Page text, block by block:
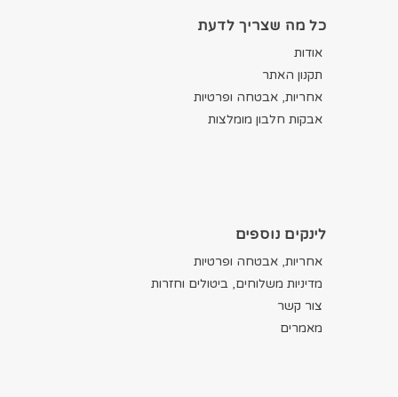
כל מה שצריך לדעת
אודות
תקנון האתר
אחריות, אבטחה ופרטיות
אבקות חלבון מומלצות
לינקים נוספים
אחריות, אבטחה ופרטיות
מדיניות משלוחים, ביטולים וחזרות
צור קשר
מאמרים